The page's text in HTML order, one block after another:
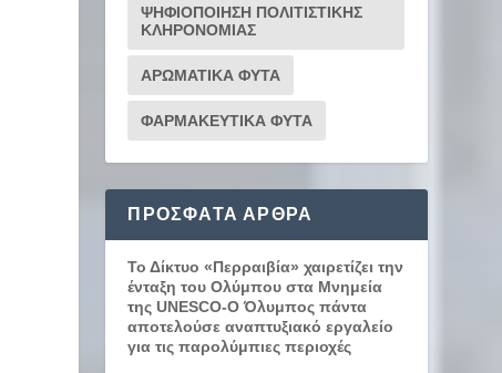
ΨΗΦΙΟΠΟΙΗΣΗ ΠΟΛΙΤΙΣΤΙΚΗΣ
ΚΛΗΡΟΝΟΜΙΑΣ
ΑΡΩΜΑΤΙΚΑ ΦΥΤΑ
ΦΑΡΜΑΚΕΥΤΙΚΑ ΦΥΤΑ
ΠΡΌΣΦΑΤΑ ΆΡΘΡΑ
Το Δίκτυο «Περραιβία» χαιρετίζει την
ένταξη του Ολύμπου στα Μνημεία
της UNESCO-Ο Όλυμπος πάντα
αποτελούσε αναπτυξιακό εργαλείο
για τις παρολύμπιες περιοχές